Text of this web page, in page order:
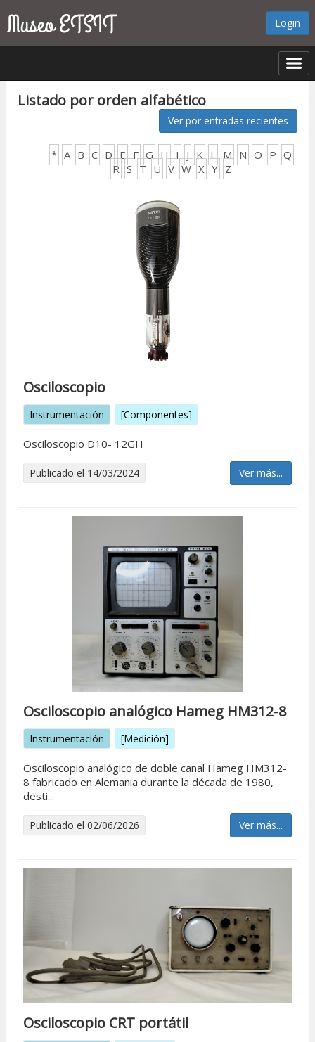
Login
Listado por orden alfabético
Ver por entradas recientes
* A B C D E F G H I J K L M N O P Q
R S T U V W X Y Z
Osciloscopio
Instrumentación [Componentes]
Osciloscopio D10- 12GH
Publicado el 14/03/2024 Ver más...
Osciloscopio analógico Hameg HM312-8
Instrumentación [Medición]
Osciloscopio analógico de doble canal Hameg HM312-
8 fabricado en Alemania durante la década de 1980,
desti...
Publicado el 02/06/2026 Ver más...
Osciloscopio CRT portátil